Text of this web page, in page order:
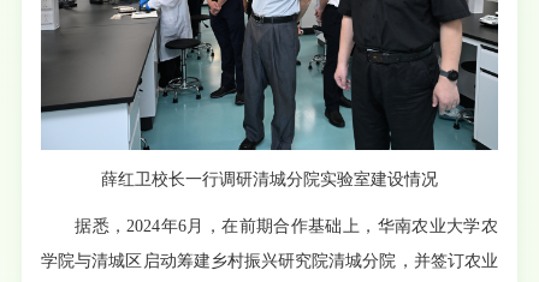
薛红卫校长一行调研清城分院实验室建设情况
据悉，2024年6月，在前期合作基础上，华南农业大学农
学院与清城区启动筹建乡村振兴研究院清城分院，并签订农业